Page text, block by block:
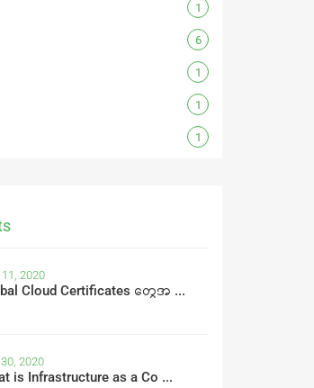
1
6
1
1
1
2020
Cloud Certificates တွေအ ...
2020
is Infrastructure as a Co ...